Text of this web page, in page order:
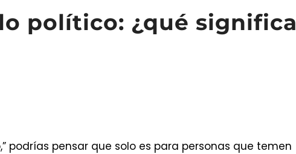
político: ¿qué significa
podrías pensar que solo es para personas que temen